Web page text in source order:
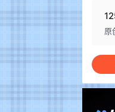
原